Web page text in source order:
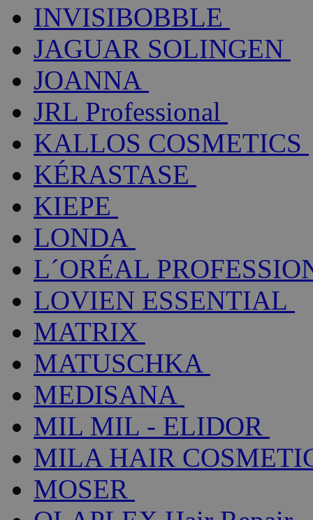
INVISIBOBBLE
JAGUAR SOLINGEN
JOANNA
JRL Professional
KALLOS COSMETICS
KÉRASTASE
KIEPE
LONDA
L´ORÉAL
LOVIEN ESSENTIAL
MATRIX
MATUSCHKA
MEDISANA
MIL MIL - ELIDOR
MILA HAIR
MOSER